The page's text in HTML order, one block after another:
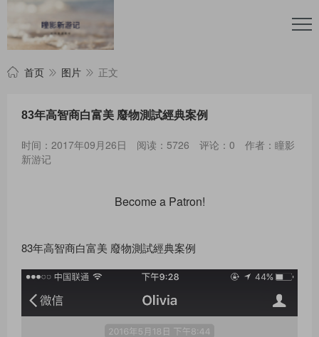
首页 图片 正文
83年高智商白富美 廢物測試經典案例
时间：2017年09月26日 阅读：5726 评论：0
作者：瞳影
新游记
Become a Patron!
83年高智商白富美 廢物測試經典案例